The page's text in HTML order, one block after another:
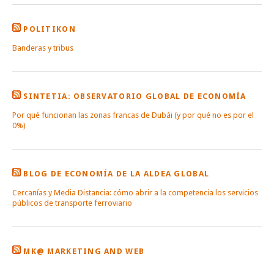
POLITIKON
Banderas y tribus
SINTETIA: OBSERVATORIO GLOBAL DE ECONOMÍA
Por qué funcionan las zonas francas de Dubái (y por qué no es por el
0%)
BLOG DE ECONOMÍA DE LA ALDEA GLOBAL
Cercanías y Media Distancia: cómo abrir a la competencia los servicios
públicos de transporte ferroviario
MK@ MARKETING AND WEB